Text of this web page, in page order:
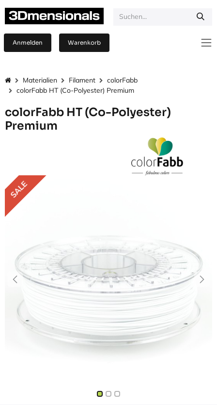
Anmelden Warenkorb
Materialien Filament
colorFabb
colorFabb HT (Co-Polyester) Premium
colorFabb HT (Co-Polyester)
Premium
SALE